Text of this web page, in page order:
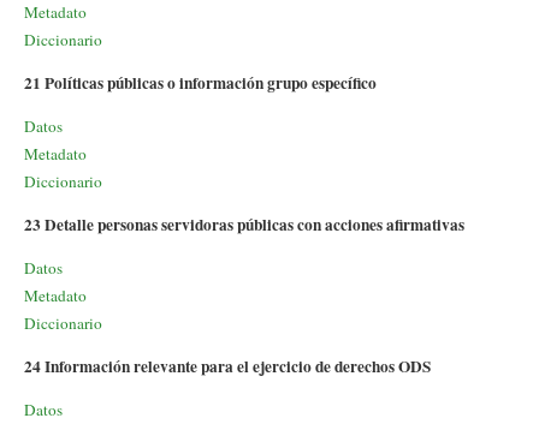
Metadato
Diccionario
21 Políticas públicas o información grupo específico
Datos
Metadato
Diccionario
23 Detalle personas servidoras públicas con acciones afirmativas
Datos
Metadato
Diccionario
24 Información relevante para el ejercicio de derechos ODS
Datos